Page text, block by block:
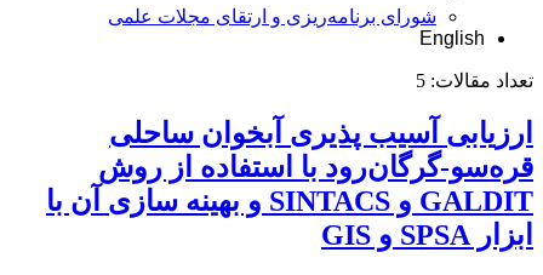
شورای برنامه‌ریزی و ارتقای مجلات علمی
English
تعداد مقالات: 5
ارزیابی آسیب‏ پذیری آبخوان ساحلی
قره‌سو-گرگان‌رود با استفاده از روش
GALDIT و SINTACS و بهینه‏ سازی آن با
ابزار SPSA و GIS